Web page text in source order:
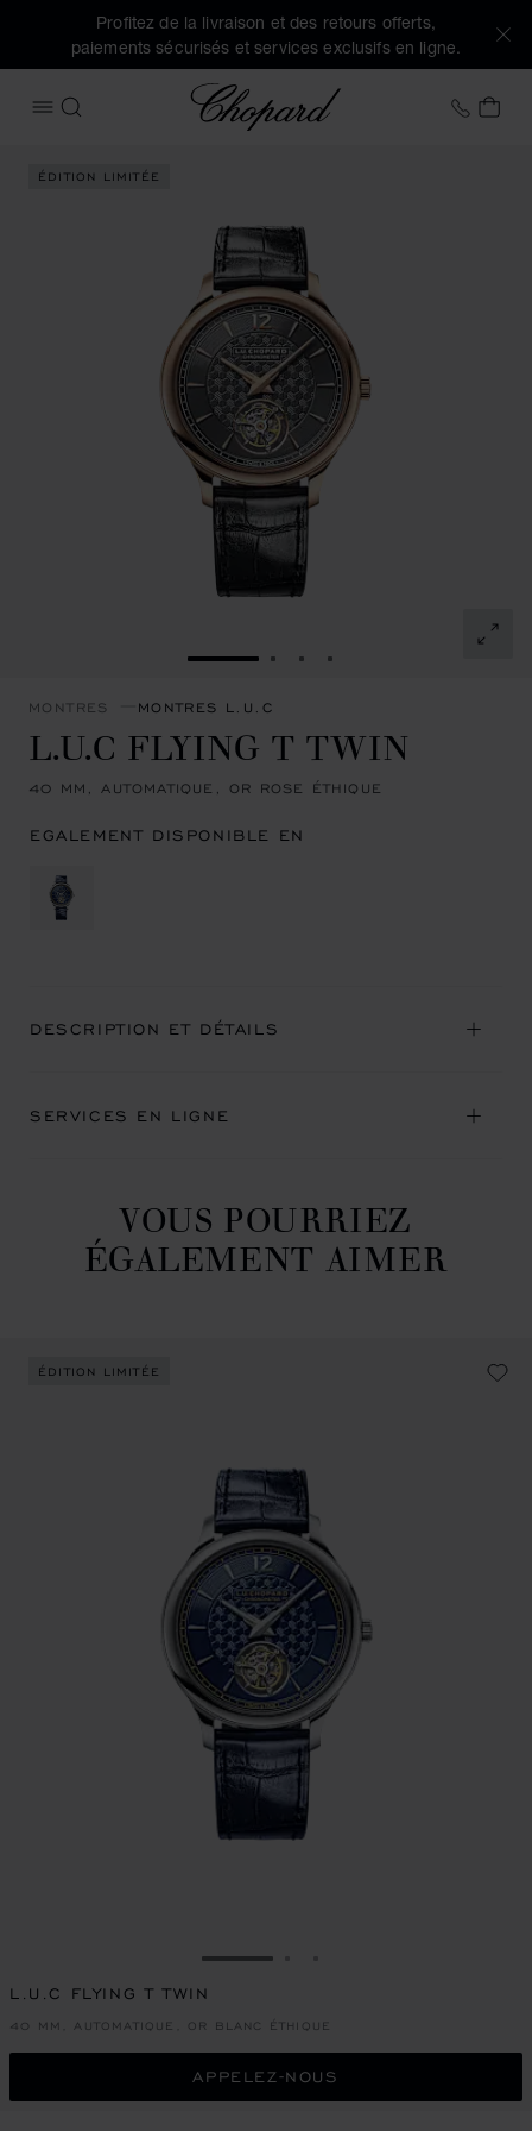
Profitez de la livraison et des retours offerts,
paiements sécurisés et services exclusifs en ligne.
OUVRIR LE MENU
RECHERCHER
Chopard +41
ALLER À LA DIAPOSITIVE 1
ALLER À LA DIAPOSITIVE
ALLER À LA
ALLER À LA
ÉDITION LIMITÉE
MONTRES MONTRES L.U.C
L.U.C FLYING T TWIN
40 MM, AUTOMATIQUE, OR ROSE ÉTHIQUE
EGALEMENT DISPONIBLE EN
DESCRIPTION ET DÉTAILS
SERVICES EN LIGNE
VOUS POURRIEZ
ÉGALEMENT AIMER
ÉDITION LIMITÉE
ALLER À LA DIAPOSITIVE 1
L.U.C FLYING T TWIN
40 MM, AUTOMATIQUE, OR BLANC ÉTHIQUE
APPELEZ-NOUS